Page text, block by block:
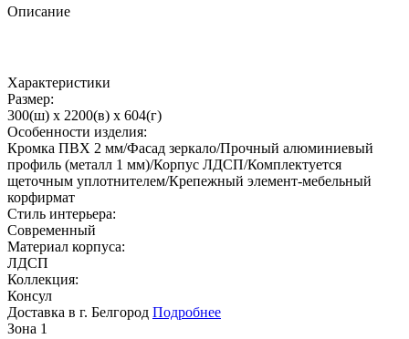
Описание
Характеристики
Размер:
300(ш) x 2200(в) x 604(г)
Особенности изделия:
Кромка ПВХ 2 мм/Фасад зеркало/Прочный алюминиевый
профиль (металл 1 мм)/Корпус ЛДСП/Комплектуется
щеточным уплотнителем/Крепежный элемент-мебельный
корфирмат
Стиль интерьера:
Современный
Материал корпуса:
ЛДСП
Коллекция:
Консул
Доставка в г. Белгород Подробнее
Зона 1